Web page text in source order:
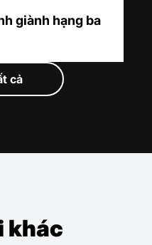
giành hạng ba
cả
khác